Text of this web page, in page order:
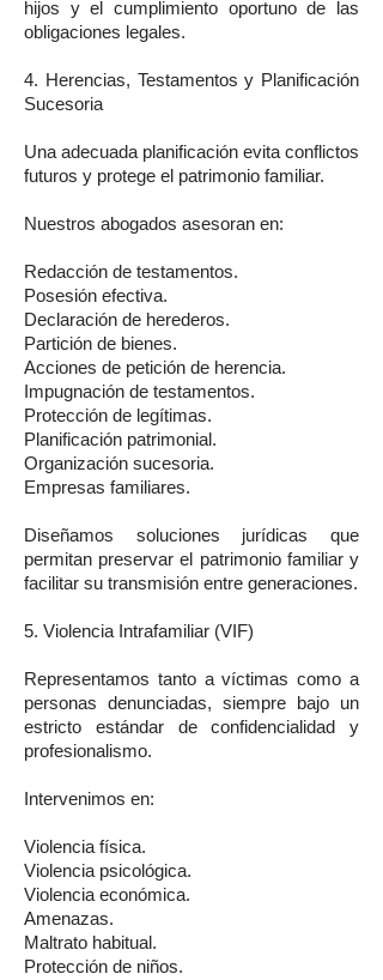
hijos y el cumplimiento oportuno de las
obligaciones legales.
4. Herencias, Testamentos y Planificación
Sucesoria
Una adecuada planificación evita conflictos
futuros y protege el patrimonio familiar.
Nuestros abogados asesoran en:
Redacción de testamentos.
Posesión efectiva.
Declaración de herederos.
Partición de bienes.
Acciones de petición de herencia.
Impugnación de testamentos.
Protección de legítimas.
Planificación patrimonial.
Organización sucesoria.
Empresas familiares.
Diseñamos soluciones jurídicas que
permitan preservar el patrimonio familiar y
facilitar su transmisión entre generaciones.
5. Violencia Intrafamiliar (VIF)
Representamos tanto a víctimas como a
personas denunciadas, siempre bajo un
estricto estándar de confidencialidad y
profesionalismo.
Intervenimos en:
Violencia física.
Violencia psicológica.
Violencia económica.
Amenazas.
Maltrato habitual.
Protección de niños.